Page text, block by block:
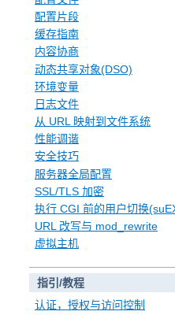
配置片段
缓存指南
内容协商
动态共享对象(DSO)
环境变量
日志文件
从 URL 映射到文件系统
性能调谐
安全技巧
服务器全局配置
SSL/TLS 加密
执行 CGI 前的用户切换
URL 改写与 mod_rewrite
虚拟主机
指引/教程
认证，授权与访问控制